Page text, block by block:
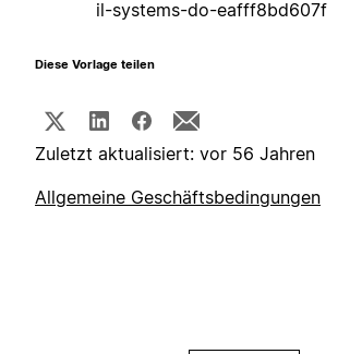
il-systems-do-eafff8bd607f
Diese Vorlage teilen
Zuletzt aktualisiert: vor 56 Jahren
Allgemeine Geschäftsbedingungen